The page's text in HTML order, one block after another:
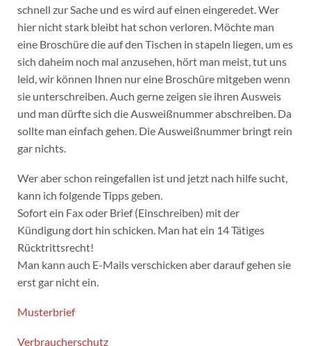
schnell zur Sache und es wird auf einen eingeredet. Wer
hier nicht stark bleibt hat schon verloren. Möchte man
eine Broschüre die auf den Tischen in stapeln liegen, um es
sich daheim noch mal anzusehen, hört man meist, tut uns
leid, wir können Ihnen nur eine Broschüre mitgeben wenn
sie unterschreiben. Auch gerne zeigen sie ihren Ausweis
und man dürfte sich die Ausweißnummer abschreiben. Da
sollte man einfach gehen. Die Ausweißnummer bringt rein
gar nichts.
Wer aber schon reingefallen ist und jetzt nach hilfe sucht,
kann ich folgende Tipps geben.
Sofort ein Fax oder Brief (Einschreiben) mit der
Kündigung dort hin schicken. Man hat ein 14 Tätiges
Rücktrittsrecht!
Man kann auch E-Mails verschicken aber darauf gehen sie
erst gar nicht ein.
Musterbrief
Verbraucherschutz